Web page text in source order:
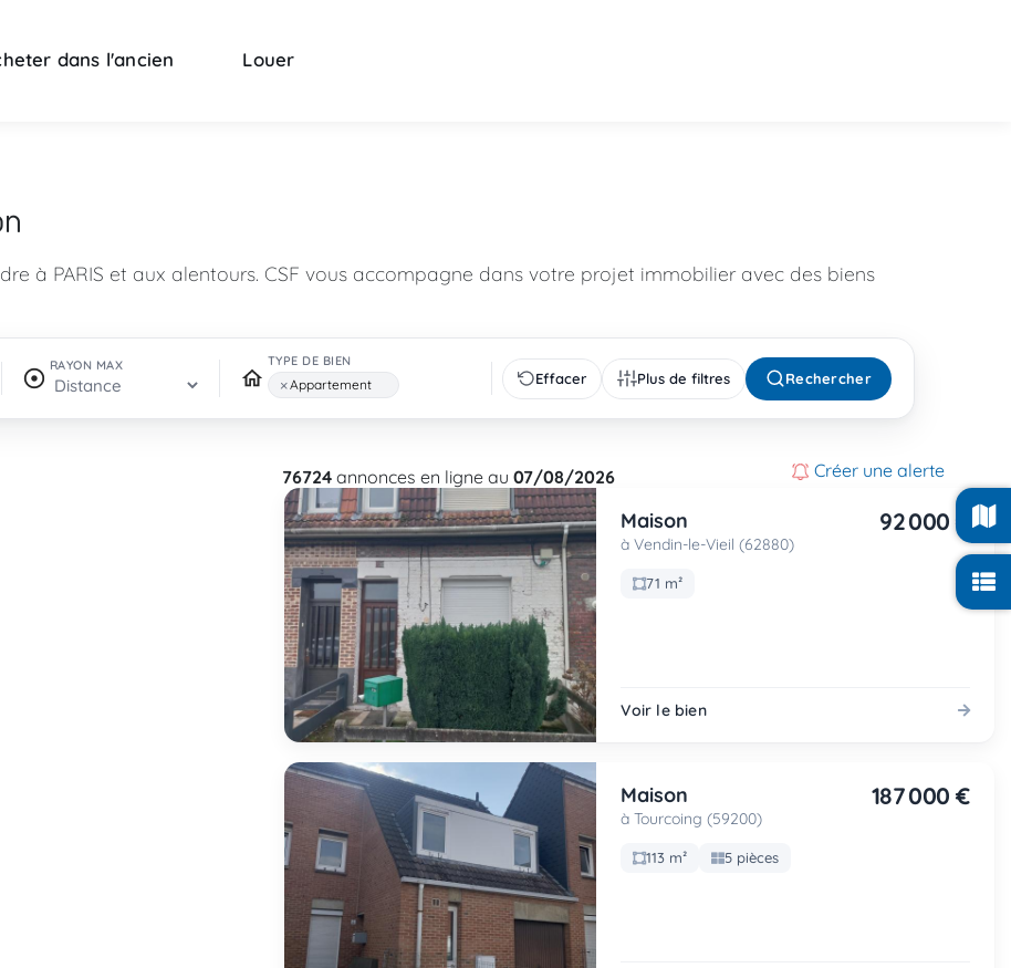
dans l'ancien Louer
à PARIS et aux alentours. CSF vous accompagne dans votre projet immobilier avec des biens
RAYON MAX TYPE DE BIEN
×Appartement Effacer Plus de filtres Rechercher
76724 annonces en ligne au07/08/2026 Créer une alerte
Maison
à Vendin-le-Vieil (62880)
92 000 €
71 m²
Voir le bien
Maison
à Tourcoing (59200)
187 000 €
113 m² 5 pièces